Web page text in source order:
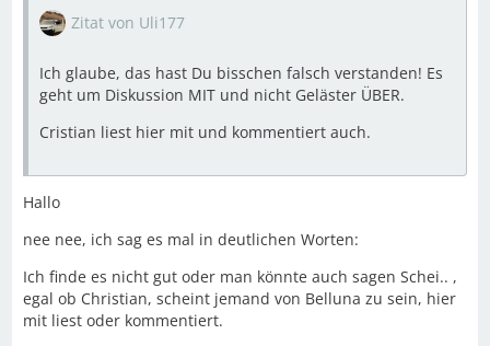
Zitat von Uli177
Ich glaube, das hast Du bisschen falsch verstanden! Es
geht um Diskussion MIT und nicht Geläster ÜBER.
Cristian liest hier mit und kommentiert auch.
Hallo
nee nee, ich sag es mal in deutlichen Worten:
Ich finde es nicht gut oder man könnte auch sagen Schei.. ,
egal ob Christian, scheint jemand von Belluna zu sein, hier
mit liest oder kommentiert.